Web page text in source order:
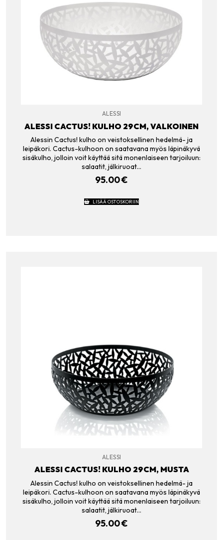
ALESSI
ALESSI CACTUS! KULHO 29CM, VALKOINEN
Alessin Cactus! kulho on veistoksellinen hedelmä- ja
leipäkori. Cactus-kulhoon on saatavana myös läpinäkyvä
sisäkulho, jolloin voit käyttää sitä monenlaiseen tarjoiluun:
salaatit, jälkiruoat…
95.00€
LISÄÄ OSTOSKORIIN
ALESSI
ALESSI CACTUS! KULHO 29CM, MUSTA
Alessin Cactus! kulho on veistoksellinen hedelmä- ja
leipäkori. Cactus-kulhoon on saatavana myös läpinäkyvä
sisäkulho, jolloin voit käyttää sitä monenlaiseen tarjoiluun:
salaatit, jälkiruoat…
95.00€